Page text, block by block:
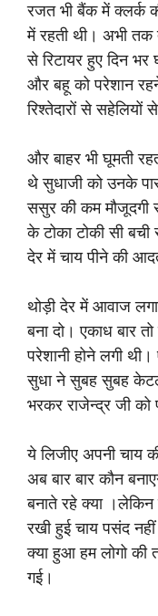
रजत भी बैंक में क्लर्क
में रहती थी। अभी तक
से रिटायर हुए दिन
और बहू को परेशान
रिश्तेदारों से सहेलियों
और बाहर भी घूमती
थे सुधाजी को उनके
ससुर की कम मौजूदगी
के टोका टोकी सी बची
देर में चाय पीने की
थोड़ी देर में आवाज
बना दो। एकाध बार
परेशानी होने लगी
सुधा ने सुबह सुबह
भरकर राजेन्द्र जी को
ये लिजीए अपनी चाय
अब बार बार कौन
बनाते रहे क्या
रखी हुई चाय पसंद नहीं
क्या हुआ हम लोगो की
गई।